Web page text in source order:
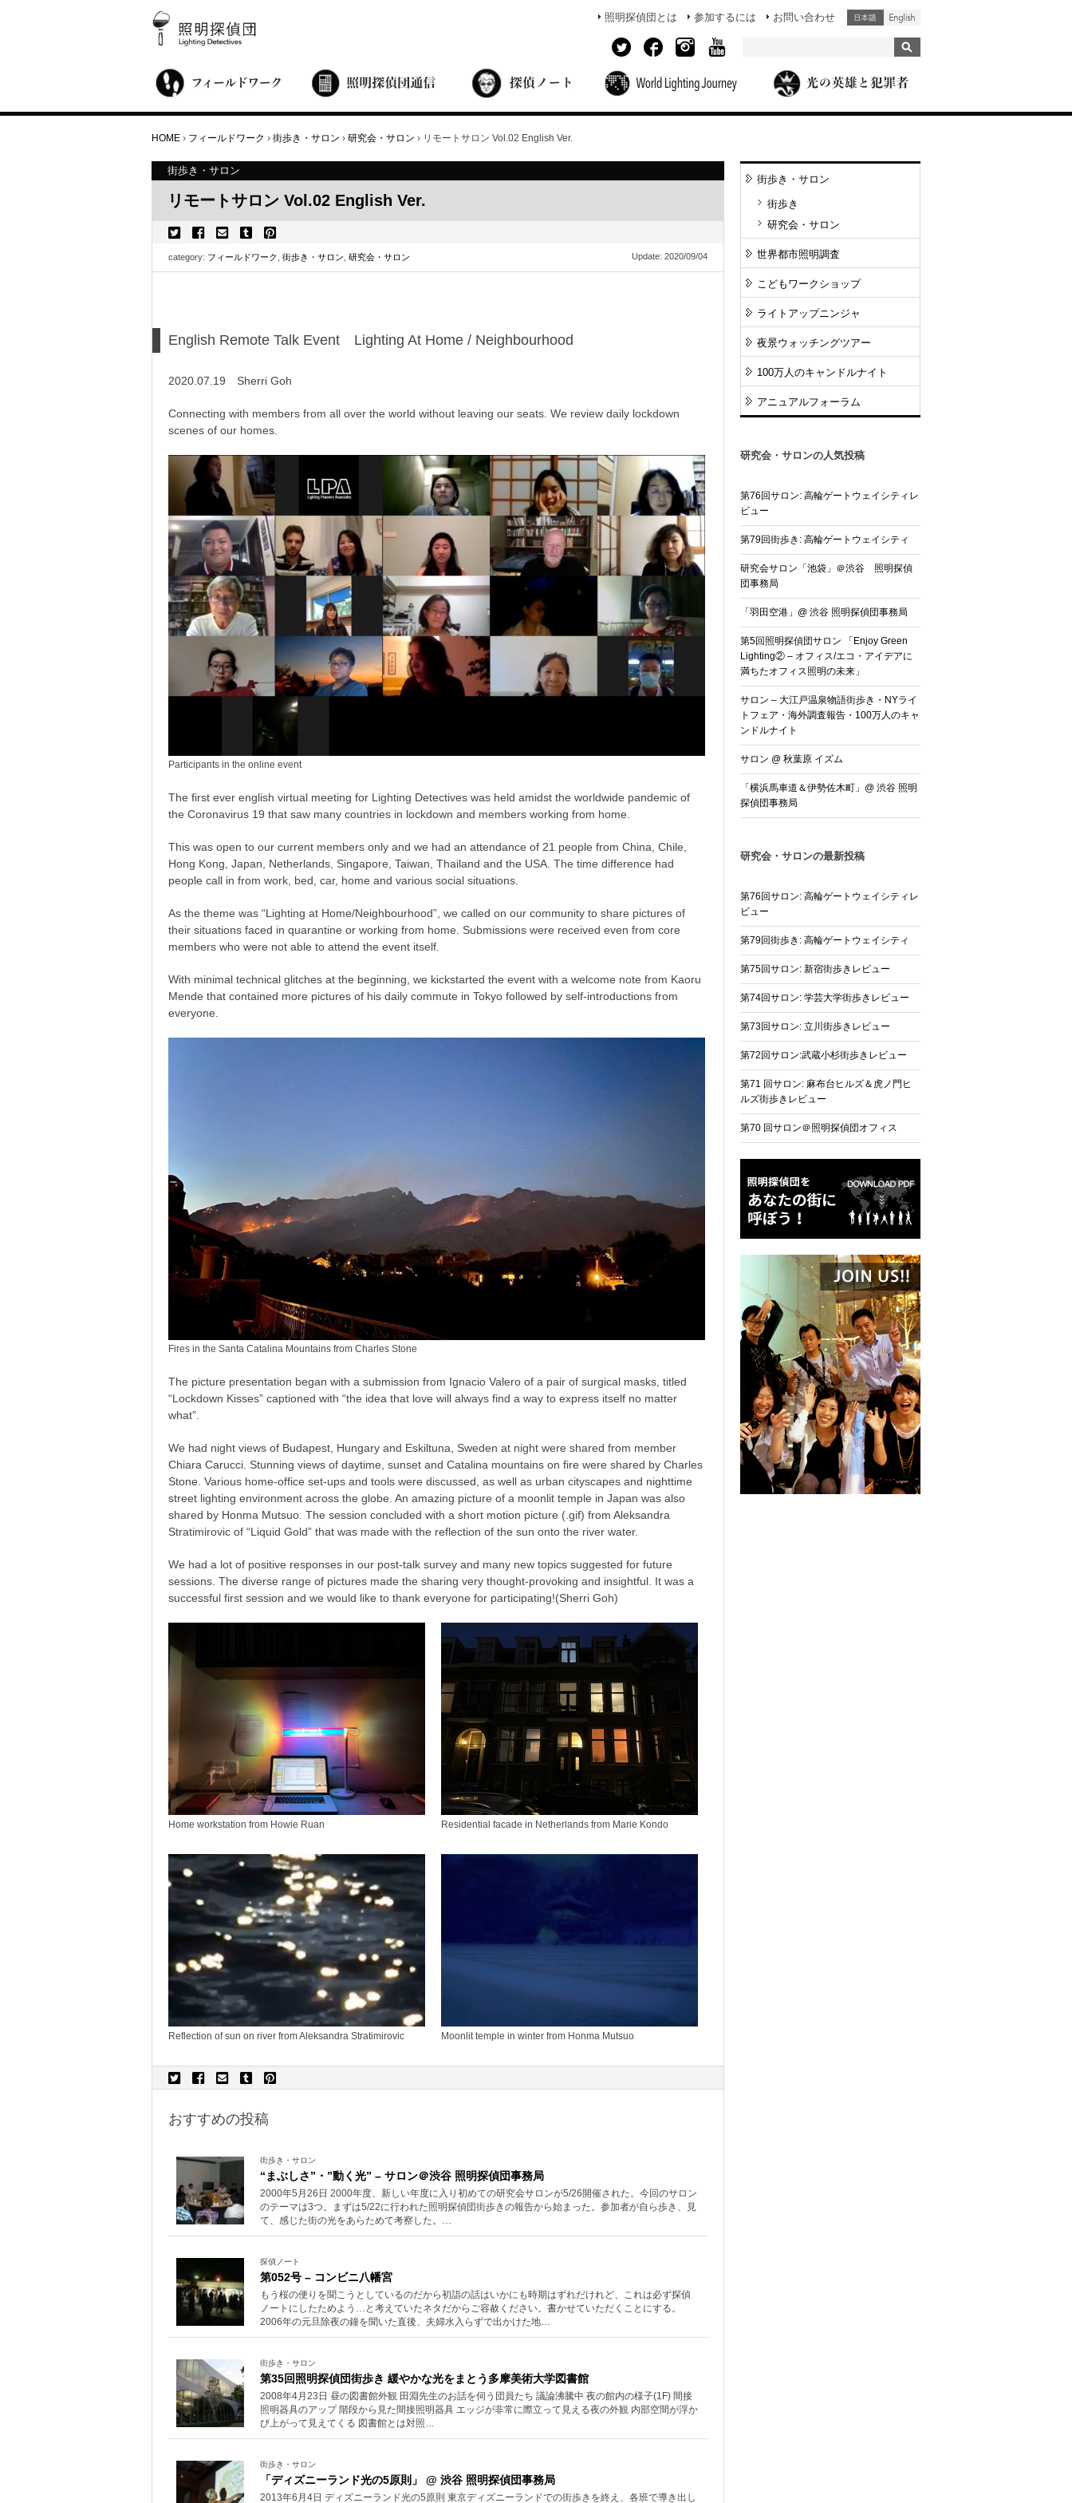
照明探偵団とは 参加するには お問い合わせ
街歩き・サロン
世界都市照明調査
こどもワークショップ
ライトアップニンジャ
夜景ウォッチングツアー
100万人のキャンドルナイト
オンライン活動
アニュアルフォーラム
その他の活動 面出の探偵ノート
照明探偵団員の独り言
コーヒーブレイク
あかりのミシュラン
HOME › フィールドワーク › 街歩き・サロン › 研究会・サロン › リモートサロン Vol.02 English Ver.
街歩き・サロン
リモートサロン Vol.02 English Ver.
category: フィールドワーク 街歩き・サロン 研究会・サロン Update: 2020/09/04
English Remote Talk Event Lighting At Home / Neighbourhood
2020.07.19 Sherri Goh
Connecting with members from all over the world without leaving our seats. We review daily lockdown
scenes of our homes.
Participants in the online event
The first ever english virtual meeting for Lighting Detectives was held amidst the worldwide pandemic of
the Coronavirus 19 that saw many countries in lockdown and members working from home.
This was open to our current members only and we had an attendance of 21 people from China, Chile,
Hong Kong, Japan, Netherlands, Singapore, Taiwan, Thailand and the USA. The time difference had
people call in from work, bed, car, home and various social situations.
As the theme was “Lighting at Home/Neighbourhood”, we called on our community to share pictures of
their situations faced in quarantine or working from home. Submissions were received even from core
members who were not able to attend the event itself.
With minimal technical glitches at the beginning, we kickstarted the event with a welcome note from Kaoru
Mende that contained more pictures of his daily commute in Tokyo followed by self-introductions from
everyone.
Fires in the Santa Catalina Mountains from Charles Stone
The picture presentation began with a submission from Ignacio Valero of a pair of surgical masks, titled
“Lockdown Kisses” captioned with “the idea that love will always find a way to express itself no matter
what”.
We had night views of Budapest, Hungary and Eskiltuna, Sweden at night were shared from member
Chiara Carucci. Stunning views of daytime, sunset and Catalina mountains on fire were shared by Charles
Stone. Various home-office set-ups and tools were discussed, as well as urban cityscapes and nighttime
street lighting environment across the globe. An amazing picture of a moonlit temple in Japan was also
shared by Honma Mutsuo. The session concluded with a short motion picture (.gif) from Aleksandra
Stratimirovic of “Liquid Gold” that was made with the reflection of the sun onto the river water.
We had a lot of positive responses in our post-talk survey and many new topics suggested for future
sessions. The diverse range of pictures made the sharing very thought-provoking and insightful. It was a
successful first session and we would like to thank everyone for participating!(Sherri Goh)
Home workstation from Howie Ruan Residential facade in Netherlands from Marie Kondo
Reflection of sun on river from Aleksandra Stratimirovic Moonlit temple in winter from Honma Mutsuo
おすすめの投稿
街歩き・サロン
“まぶしさ”・”動く光” – サロン＠渋谷 照明探偵団事務局
2000年5月26日 2000年度、新しい年度に入り初めての研究会サロンが5/26開催された。今回のサロン
のテーマは3つ。まずは5/22に行われた照明探偵団街歩きの報告から始まった。参加者が自ら歩き、見
て、感じた街の光をあらためて考察した。…
探偵ノート
第052号 – コンビニ八幡宮
もう桜の便りを聞こうとしているのだから初詣の話はいかにも時期はずれだけれど、これは必ず探偵
ノートにしたためよう…と考えていたネタだからご容赦ください。書かせていただくことにする。
2006年の元旦除夜の鐘を聞いた直後、夫婦水入らずで出かけた地…
街歩き・サロン
第35回照明探偵団街歩き 緩やかな光をまとう多摩美術大学図書館
2008年4月23日 昼の図書館外観 田淵先生のお話を伺う団員たち 議論沸騰中 夜の館内の様子(1F) 間接
照明器具のアップ 階段から見た間接照明器具 エッジが非常に際立って見える夜の外観 内部空間が浮か
び上がって見えてくる 図書館とは対照…
街歩き・サロン
「ディズニーランド光の5原則」 @ 渋谷 照明探偵団事務局
2013年6月4日 ディズニーランド光の5原則 東京ディズニーランドでの街歩きを終え、各班で導き出し
街歩き・サロン
街歩き
研究会・サロン
世界都市照明調査
こどもワークショップ
ライトアップニンジャ
夜景ウォッチングツアー
100万人のキャンドルナイト
アニュアルフォーラム
研究会・サロンの人気投稿
第76回サロン: 高輪ゲートウェイシティレ
ビュー
第79回街歩き: 高輪ゲートウェイシティ
研究会サロン「池袋」＠渋谷 照明探偵
団事務局
「羽田空港」@ 渋谷 照明探偵団事務局
第5回照明探偵団サロン 「Enjoy Green
Lighting② – オフィス/エコ・アイデアに
満ちたオフィス照明の未来」
サロン – 大江戸温泉物語街歩き・NYライ
トフェア・海外調査報告・100万人のキャ
ンドルナイト
サロン @ 秋葉原 イズム
「横浜馬車道＆伊勢佐木町」@ 渋谷 照明
探偵団事務局
研究会・サロンの最新投稿
第76回サロン: 高輪ゲートウェイシティレ
ビュー
第79回街歩き: 高輪ゲートウェイシティ
第75回サロン: 新宿街歩きレビュー
第74回サロン: 学芸大学街歩きレビュー
第73回サロン: 立川街歩きレビュー
第72回サロン:武蔵小杉街歩きレビュー
第71 回サロン: 麻布台ヒルズ＆虎ノ門ヒ
ルズ街歩きレビュー
第70 回サロン＠照明探偵団オフィス